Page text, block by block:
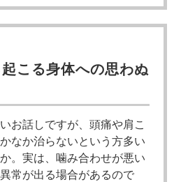
こる身体への思わぬ
お話しですが、頭痛や肩こ
なか治らないという方多い
。実は、噛み合わせが悪い
常が出る場合があるので